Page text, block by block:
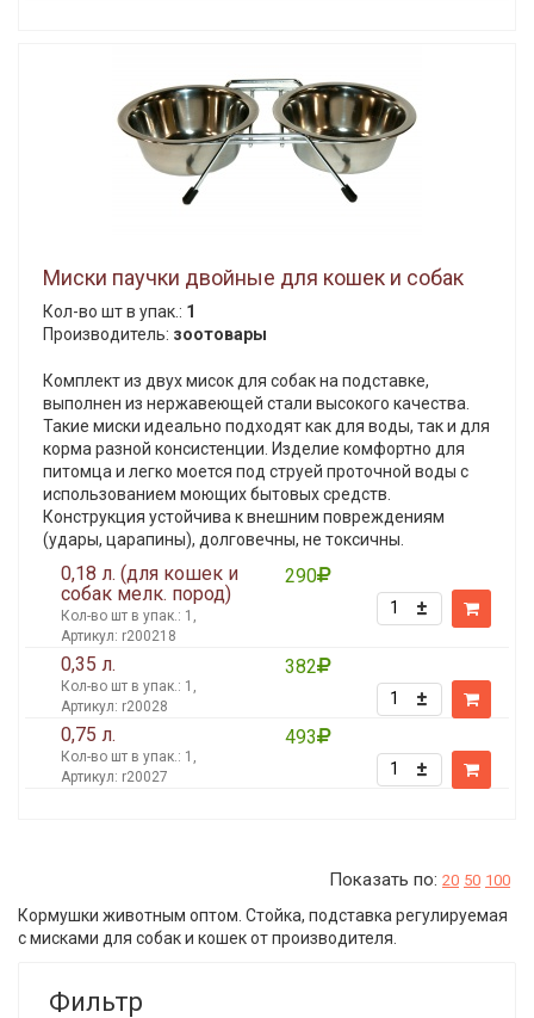
Миски паучки двойные для кошек и собак
Кол-во шт в упак.: 1
Производитель: зоотовары
Комплект из двух мисок для собак на подставке,
выполнен из нержавеющей стали высокого качества.
Такие миски идеально подходят как для воды, так и для
корма разной консистенции. Изделие комфортно для
питомца и легко моется под струей проточной воды с
использованием моющих бытовых средств.
Конструкция устойчива к внешним повреждениям
(удары, царапины), долговечны, не токсичны.
0,18 л. (для кошек и
собак мелк. пород)
Кол-во шт в упак.: 1,
Артикул: r200218
290
0,35 л.
Кол-во шт в упак.: 1,
Артикул: r20028
382
0,75 л.
Кол-во шт в упак.: 1,
Артикул: r20027
493
Показать по: 20 50 100
Кормушки животным оптом. Стойка, подставка регулируемая
с мисками для собак и кошекот производителя
Фильтр